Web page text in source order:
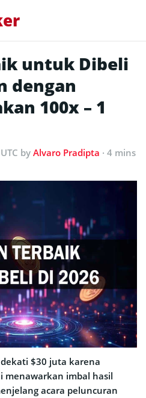
untuk Dibeli
dengan
100x – 1
by Alvaro Pradipta · 4 mins
$30 juta karena
menawarkan imbal hasil
acara peluncuran